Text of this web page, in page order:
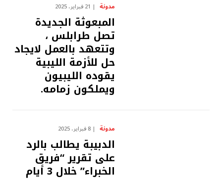
مدونة 21 فبراير، 2025
المبعوثة الجديدة
تصل طرابلس ،
وتتعهد بالعمل لايجاد
حل للأزمة الليبية
يقوده الليبيون
ويملكون زمامه.
مدونة 8 فبراير، 2025
الدبيبة يطالب بالرد
على تقرير “فريق
الخبراء” خلال 3 أيام